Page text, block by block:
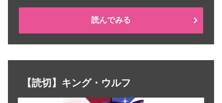
読んでみる
【読切】キング・ウルフ